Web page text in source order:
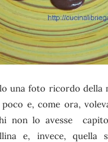
una foto ricordo della
e, come ora,
non lo avesse
e, invece, quella